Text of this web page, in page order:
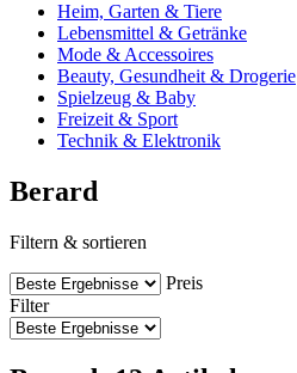
Heim, Garten & Tiere
Lebensmittel & Getränke
Mode & Accessoires
Beauty, Gesundheit & Drogerie
Spielzeug & Baby
Freizeit & Sport
Technik & Elektronik
Berard
Filtern & sortieren
Preis
Filter